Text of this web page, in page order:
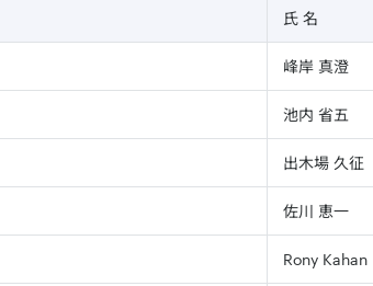
氏 名
峰岸 真澄
池内 省五
出木場 久征
佐川 恵一
Rony Kahan